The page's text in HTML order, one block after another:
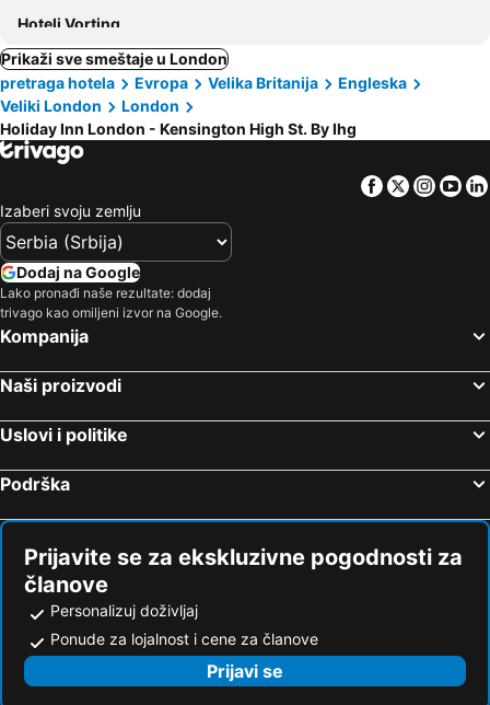
Hoteli Vorting
Prikaži sve smeštaje u London
pretraga hotela
Evropa Velika Britanija
Engleska
Veliki London
London
Holiday Inn London - Kensington High St. By Ihg
Facebook
Twitter
Izaberi svoju zemlju
Dodaj na Google
Lako pronađi naše rezultate: dodaj
trivago kao omiljeni izvor na Google.
Kompanija
Naši proizvodi
Uslovi i politike
Podrška
Prijavite se za ekskluzivne pogodnosti za
članove
Personalizuj doživljaj
Ponude za lojalnost i cene za članove
Prijavi se